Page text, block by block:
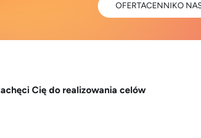
Cię do realizowania celów
OFERTACENNIKO